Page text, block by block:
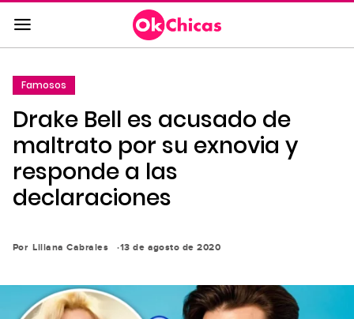
Saltar
al
contenido
la
navegación
principal
Famosos
Drake Bell es acusado de
maltrato por su exnovia y
responde a las
declaraciones
Por Liliana Cabrales 13 de agosto de 2020